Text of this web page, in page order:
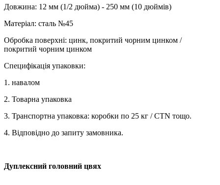
Довжина: 12 мм (1/2 дюйма) - 250 мм (10 дюймів)
Матеріал: сталь №45
Обробка поверхні: цинк, покритий чорним цинком /
покритий чорним цинком
Специфікація упаковки:
1. навалом
2. Товарна упаковка
3. Транспортна упаковка: коробки по 25 кг / CTN тощо.
4. Відповідно до запиту замовника.
Дуплексний головний цвях